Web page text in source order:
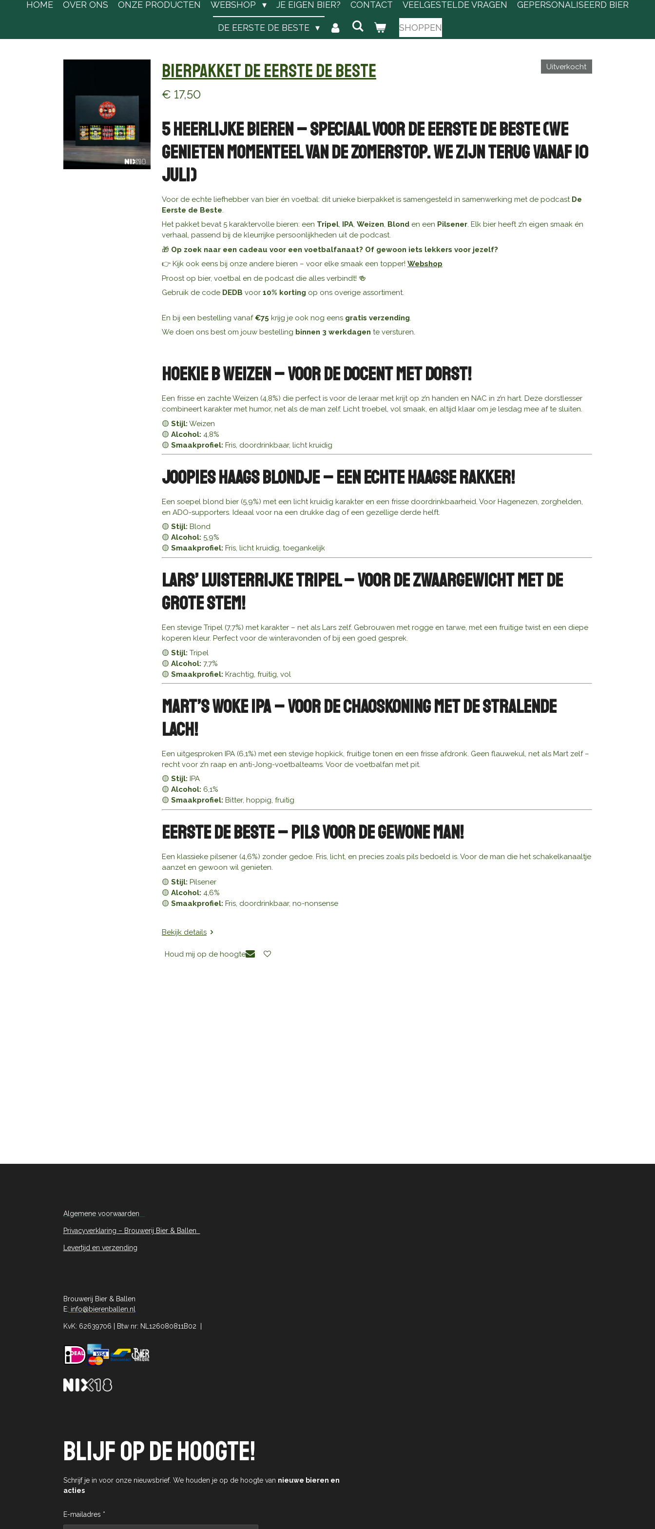
HOME OVER ONS ONZE PRODUCTEN WEBSHOP JE EIGEN BIER? CONTACT VEELGESTELDE VRAGEN GEPERSONALISEERD BIER
DE EERSTE DE BESTE SHOPPEN
Uitverkocht
Bierpakket De Eerste De Beste
€ 17,50
5 Heerlijke Bieren – Speciaal voor De Eerste de Beste (We
genieten momenteel van de Zomerstop. We zijn terug vanaf 10
juli)
Voor de echte liefhebber van bier én voetbal: dit unieke bierpakket is samengesteld in samenwerking met de podcast De
Eerste de Beste
Het pakket bevat 5 karaktervolle bieren: een Tripel, IPA, Weizen, Blond en een Pilsener. Elk bier heeft z’n eigen smaak én
verhaal, passend bij de kleurrijke persoonlijkheden uit de podcast.
🎁 Op zoek naar een cadeau voor een voetbalfanaat? Of gewoon iets lekkers voor jezelf?
👉 Kijk ook eens bij onze andere bieren – voor elke smaak een topper! Webshop
Proost op bier, voetbal en de podcast die alles verbindt! 🍻
Gebruik de code DEDB voor 10% korting op ons overige assortiment.
En bij een bestelling vanaf€75 krijg je ook nog eens gratis verzending
We doen ons best om jouw bestelling binnen 3 werkdagen te versturen.
Hoekie B Weizen – Voor de Docent met Dorst!
Een frisse en zachte Weizen (4,8%) die perfect is voor de leraar met krijt op z’n handen en NAC in z’n hart. Deze dorstlesser
combineert karakter met humor, net als de man zelf. Licht troebel, vol smaak, en altijd klaar om je lesdag mee af te sluiten.
🟡 Stijl: Weizen
🟡 Alcohol: 4,8%
🟡 Smaakprofiel: Fris, doordrinkbaar, licht kruidig
Joopies Haags Blondje – Een Echte Haagse Rakker!
Een soepel blond bier (5,9%) met een licht kruidig karakter en een frisse doordrinkbaarheid. Voor Hagenezen, zorghelden,
en ADO-supporters. Ideaal voor na een drukke dag of een gezellige derde helft.
🟡 Stijl: Blond
🟡 Alcohol: 5,9%
🟡 Smaakprofiel: Fris, licht kruidig, toegankelijk
Lars’ Luisterrijke Tripel – Voor de Zwaargewicht met de
Grote Stem!
Een stevige Tripel (7,7%) met karakter – net als Lars zelf. Gebrouwen met rogge en tarwe, met een fruitige twist en een diepe
koperen kleur. Perfect voor de winteravonden of bij een goed gesprek.
🟡 Stijl: Tripel
🟡 Alcohol: 7,7%
🟡 Smaakprofiel: Krachtig, fruitig, vol
Mart’s Woke IPA – Voor de Chaoskoning met de Stralende
Lach!
Een uitgesproken IPA (6,1%) met een stevige hopkick, fruitige tonen en een frisse afdronk. Geen flauwekul, net als Mart zelf –
recht voor z’n raap en anti-Jong-voetbalteams. Voor de voetbalfan met pit.
🟡 Stijl: IPA
🟡 Alcohol: 6,1%
🟡 Smaakprofiel: Bitter, hoppig, fruitig
Eerste de Beste – Pils voor de Gewone Man!
Een klassieke pilsener (4,6%) zonder gedoe. Fris, licht, en precies zoals pils bedoeld is. Voor de man die het schakelkanaaltje
aanzet en gewoon wil genieten.
🟡 Stijl: Pilsener
🟡 Alcohol: 4,6%
🟡 Smaakprofiel: Fris, doordrinkbaar, no-nonsense
Bekijk details
Houd mij op de hoogte
Algemene voorwaarden
Privacyverklaring – Brouwerij Bier & Ballen
Levertijd en verzending
Brouwerij Bier & Ballen
E: info@bierenballen.nl
KvK: 62639706 | Btw nr: NL126080811B02 |
Blijf op de hoogte!
Schrijf je in voor onze nieuwsbrief. We houden je op de hoogte van nieuwe bieren en
acties
E-mailadres *